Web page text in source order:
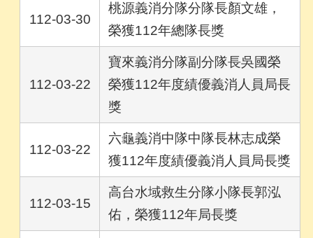
112-03-30
桃源義消分隊分隊長顏文雄，
榮獲112年總隊長獎
112-03-22
寶來義消分隊副分隊長吳國榮
榮獲112年度績優義消人員局長
獎
112-03-22
六龜義消中隊中隊長林志成榮
獲112年度績優義消人員局長獎
112-03-15
高台水域救生分隊小隊長郭泓
佑，榮獲112年局長獎